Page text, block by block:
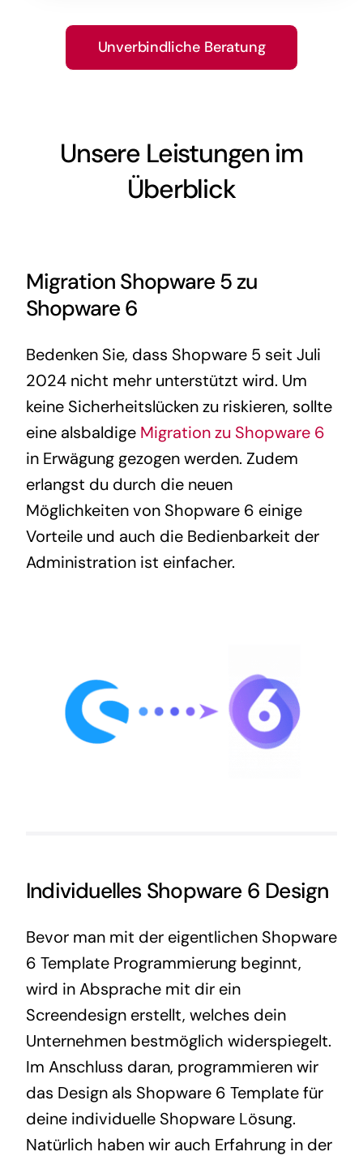
Unverbindliche Beratung
Unsere Leistungen im
Überblick
Migration Shopware 5 zu
Shopware 6
Bedenken Sie, dass Shopware 5 seit Juli
2024 nicht mehr unterstützt wird. Um
keine Sicherheitslücken zu riskieren, sollte
eine alsbaldige Migration zu Shopware 6
in Erwägung gezogen werden. Zudem
erlangst du durch die neuen
Möglichkeiten von Shopware 6 einige
Vorteile und auch die Bedienbarkeit der
Administration ist einfacher.
Individuelles Shopware 6 Design
Bevor man mit der eigentlichen Shopware
6 Template Programmierung beginnt,
wird in Absprache mit dir ein
Screendesign erstellt, welches dein
Unternehmen bestmöglich widerspiegelt.
Im Anschluss daran, programmieren wir
das Design als Shopware 6 Template für
deine individuelle Shopware Lösung.
Natürlich haben wir auch Erfahrung in der